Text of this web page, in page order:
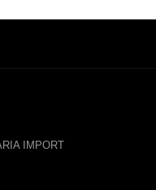
IMPORT